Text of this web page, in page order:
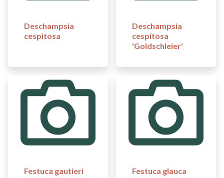
Deschampsia
cespitosa
Deschampsia
cespitosa
'Goldschleier'
Festuca gautieri Festuca glauca